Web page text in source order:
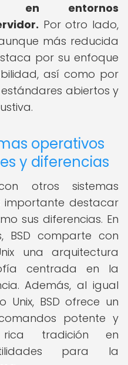
en entornos
Por otro lado,
más reducida
por su enfoque
así como por
abiertos y
operativos
y diferencias
otros sistemas
importante destacar
sus diferencias. En
BSD comparte con
una arquitectura
centrada en la
Además, al igual
Unix, BSD ofrece un
potente y
tradición en
para la